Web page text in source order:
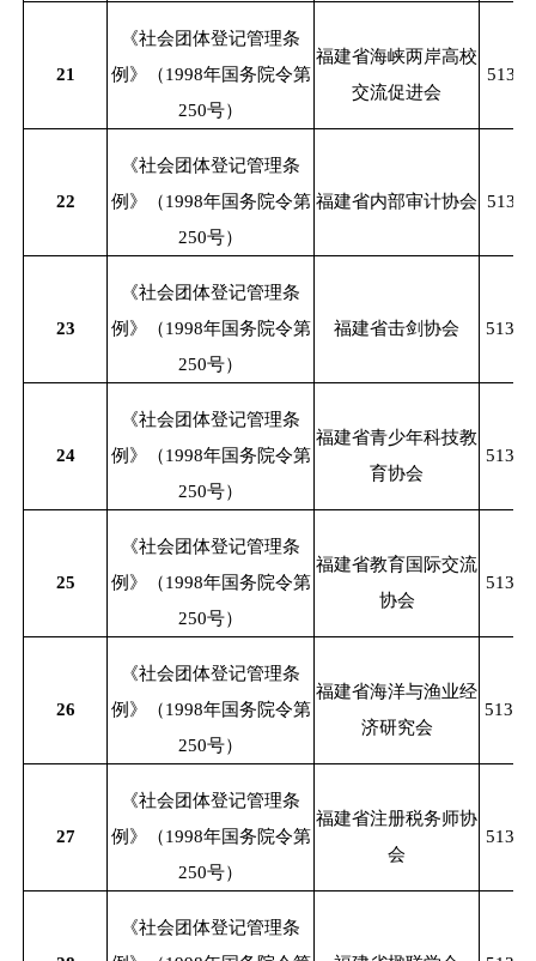
21
《社会团体登记管理条
例》（1998年国务院令第
250号）
福建省海峡两岸高校
交流促进会
22
《社会团体登记管理条
例》（1998年国务院令第
250号）
福建省内部审计协会
23
《社会团体登记管理条
例》（1998年国务院令第
250号）
福建省击剑协会
24
《社会团体登记管理条
例》（1998年国务院令第
250号）
福建省青少年科技教
育协会
25
《社会团体登记管理条
例》（1998年国务院令第
250号）
福建省教育国际交流
协会
26
《社会团体登记管理条
例》（1998年国务院令第
250号）
福建省海洋与渔业经
济研究会
27
《社会团体登记管理条
例》（1998年国务院令第
250号）
福建省注册税务师协
会
《社会团体登记管理条